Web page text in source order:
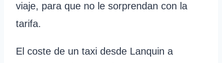
viaje, para que no le sorprendan con la
tarifa.
El coste de un taxi desde Lanquin a